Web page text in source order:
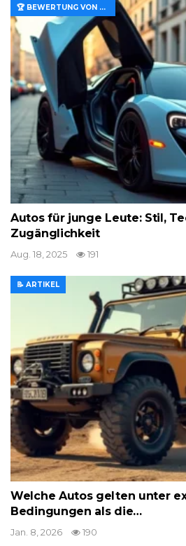
🏆 BEWERTUNG VON MERKMALEN UND WERT
Autos für junge Leute: Stil,
Zugänglichkeit
Aug. 18, 2025 191
📝 ARTIKEL
Welche Autos gelten unter
Bedingungen als die…
Jan. 8, 2026 190